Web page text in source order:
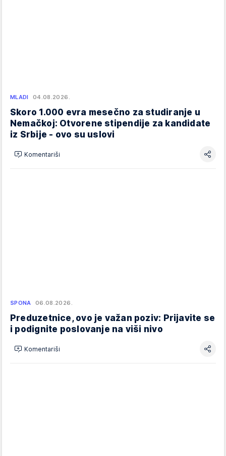
MLADI 04.08.2026.
Skoro 1.000 evra mesečno za studiranje u
Nemačkoj: Otvorene stipendije za kandidate
iz Srbije - ovo su uslovi
Komentariši
SPONA 06.08.2026.
Preduzetnice, ovo je važan poziv: Prijavite se
i podignite poslovanje na viši nivo
Komentariši